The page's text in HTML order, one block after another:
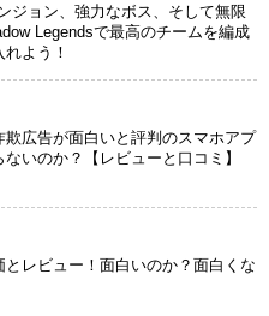
ジョン、強力なボス、そして無限
Legendsで最高のチームを編成
よう！
欺広告が面白いと評判のスマホアプ
いのか？【レビューと口コミ】
とレビュー！面白いのか？面白くな